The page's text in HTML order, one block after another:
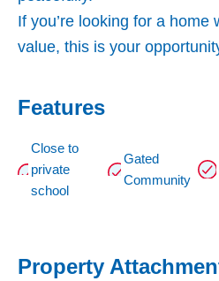
If you’re looking for a home
value, this is your
Features
Close to
private
school
Gated
Community
Property